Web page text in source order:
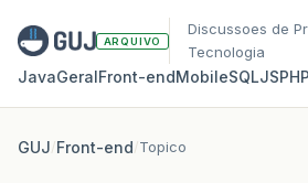
ARQUIVO
Discussoes de
Tecnologia
JavaGeralFront‑endMobileSQLJSPHP
GUJ/Front-end/Topico